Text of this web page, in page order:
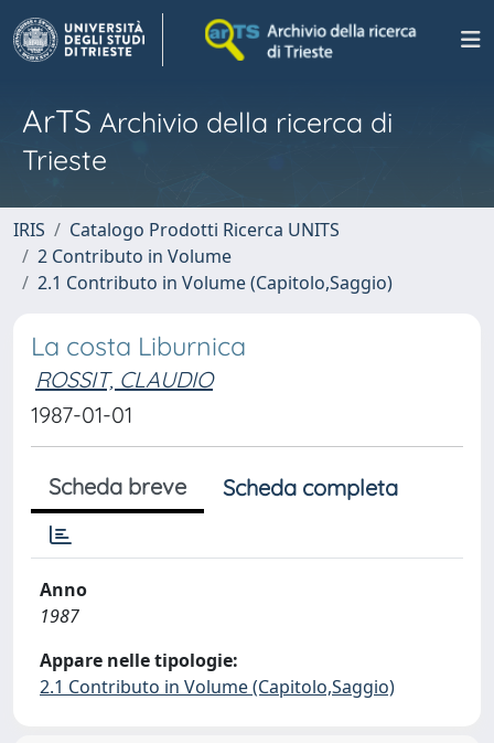
ArTS Archivio della ricerca di
Trieste
IRIS
Catalogo Prodotti Ricerca UNITS
2 Contributo in Volume
2.1 Contributo in Volume (Capitolo,Saggio)
La costa Liburnica
ROSSIT, CLAUDIO
1987-01-01
Scheda breve Scheda completa
Anno
1987
Appare nelle tipologie:
2.1 Contributo in Volume (Capitolo,Saggio)